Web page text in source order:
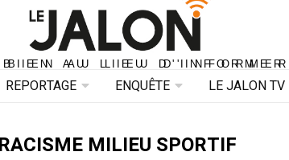
BIEN AU LIEU
BIEN AU LIEU
REPORTAGE ENQUÊTE LE JALON TV
RACISME MILIEU SPORTIF